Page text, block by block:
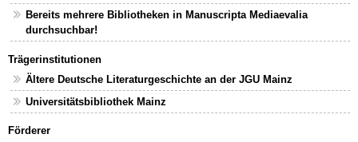
Bereits mehrere Bibliotheken in Manuscripta Mediaevalia
durchsuchbar!
Trägerinstitutionen
Ältere Deutsche Literaturgeschichte an der JGU Mainz
Universitätsbibliothek Mainz
Förderer